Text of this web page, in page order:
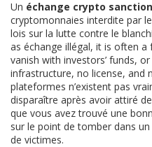
Un échange crypto
cryptomonnaies interdite par
lois sur la lutte contre le
as échange illégal, it is often a
vanish with investors’ funds, or
infrastructure, no license, and
plateformes n’existent pas
disparaître après avoir attiré
que vous avez trouvé une
sur le point de tomber dans
de victimes.